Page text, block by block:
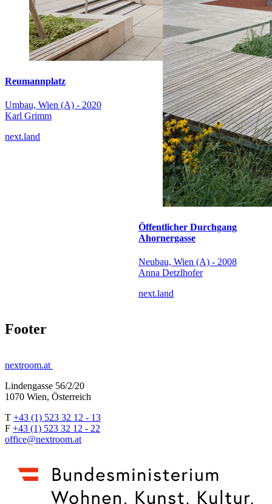
Reumannplatz
Umbau, Wien (A) - 2020
Karl Grimm
next.land
Öffentlicher Durchgang
Ahornergasse
Neubau, Wien (A) - 2008
Anna Detzlhofer
next.land
Footer
nextroom.at
Lindengasse 56/2/20
1070 Wien, Österreich
T +43 (1) 523 32 12 - 13
F +43 (1) 523 32 12 - 22
office@nextroom.at